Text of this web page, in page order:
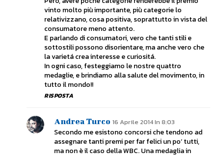
vinto molto più importante, più categorie lo
relativizzano, cosa positiva, soprattutto in vista del
consumatore meno attento.
E parlando di consumatori, vero che tanti stili e
sottostili possono disorientare, ma anche vero che
la varietá crea interesse e curiositá.
In ogni caso, festeggiamo le nostre quattro
medaglie, e brindiamo alla salute del movimento, in
tutto il mondo!!
RISPOSTA
Andrea Turco 16 Aprile 2014 In 8:03
Secondo me esistono concorsi che tendono ad
assegnare tanti premi per far felici un po’ tutti,
ma non è il caso della WBC. Una medaglia in